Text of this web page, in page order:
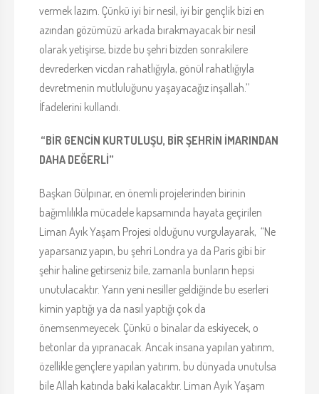
vermek lazım. Çünkü iyi bir nesil, iyi bir gençlik bizi en
azından gözümüzü arkada bırakmayacak bir nesil
olarak yetişirse, bizde bu şehri bizden sonrakilere
devrederken vicdan rahatlığıyla, gönül rahatlığıyla
devretmenin mutluluğunu yaşayacağız inşallah.’’
İfadelerini kullandı.
“BİR GENCİN KURTULUŞU, BİR ŞEHRİN İMARINDAN
DAHA DEĞERLİ”
Başkan Gülpınar, en önemli projelerinden birinin
bağımlılıkla mücadele kapsamında hayata geçirilen
Liman Ayık Yaşam Projesi olduğunu vurgulayarak, “Ne
yaparsanız yapın, bu şehri Londra ya da Paris gibi bir
şehir haline getirseniz bile, zamanla bunların hepsi
unutulacaktır. Yarın yeni nesiller geldiğinde bu eserleri
kimin yaptığı ya da nasıl yaptığı çok da
önemsenmeyecek. Çünkü o binalar da eskiyecek, o
betonlar da yıpranacak. Ancak insana yapılan yatırım,
özellikle gençlere yapılan yatırım, bu dünyada unutulsa
bile Allah katında baki kalacaktır. Liman Ayık Yaşam